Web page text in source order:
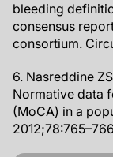
bleeding
consensus
consortium.
6. Nasreddine
Normative data
(MoCA) in a